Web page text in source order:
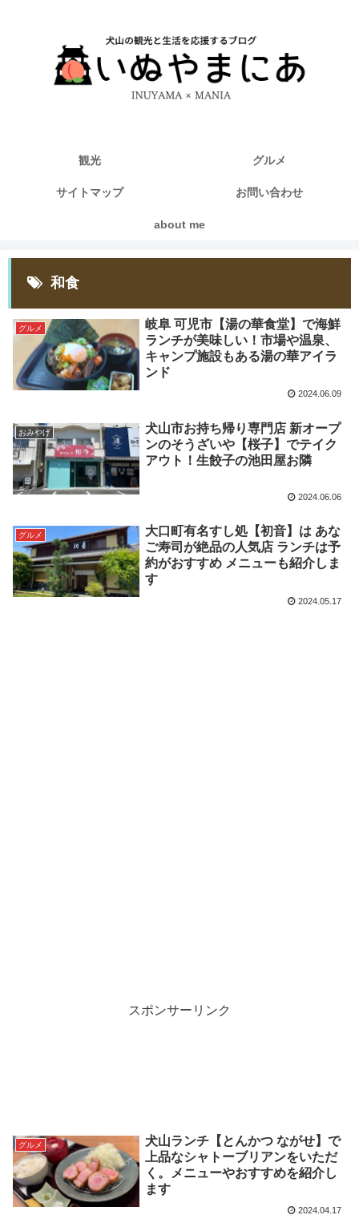
観光 グルメ
サイトマップ お問い合わせ
about me
和食
グルメ
岐阜 可児市【湯の華食堂】で海鮮
ランチが美味しい！市場や温泉、
キャンプ施設もある湯の華アイラ
ンド
2024.06.09
おみやげ
犬山市お持ち帰り専門店 新オープ
ンのそうざいや【桜子】でテイク
アウト！生餃子の池田屋お隣
2024.06.06
グルメ
大口町有名すし処【初音】は あな
ご寿司が絶品の人気店 ランチは予
約がおすすめ メニューも紹介しま
す
2024.05.17
スポンサーリンク
グルメ
犬山ランチ【とんかつ ながせ】で
上品なシャトーブリアンをいただ
く。メニューやおすすめを紹介し
ます
2024.04.17